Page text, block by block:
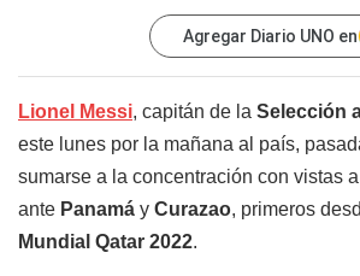
Agregar Diario UNO en
Lionel Messi, capitán de la Selección
este lunes por la mañana al país,
sumarse a la concentración con vistas
ante Panamá y Curazao, primeros
Mundial Qatar 2022.